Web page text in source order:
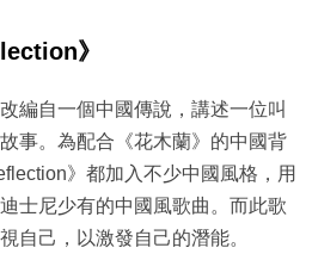
》
編自一個中國傳說，講述一位叫
事。為配合《花木蘭》的中國背
》都加入不少中國風格，用
士尼少有的中國風歌曲。而此歌
自己，以激發自己的潛能。